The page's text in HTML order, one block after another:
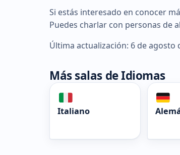
Si estás interesado en conocer
Puedes charlar con personas de
Última actualización: 6 de agosto
Más salas de Idiomas
Italiano